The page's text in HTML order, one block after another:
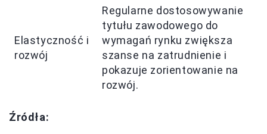
Elastyczność i
rozwój
Regularne dostosowywanie
tytułu zawodowego do
wymagań rynku zwiększa
szanse na zatrudnienie i
pokazuje zorientowanie na
rozwój.
Źródła: